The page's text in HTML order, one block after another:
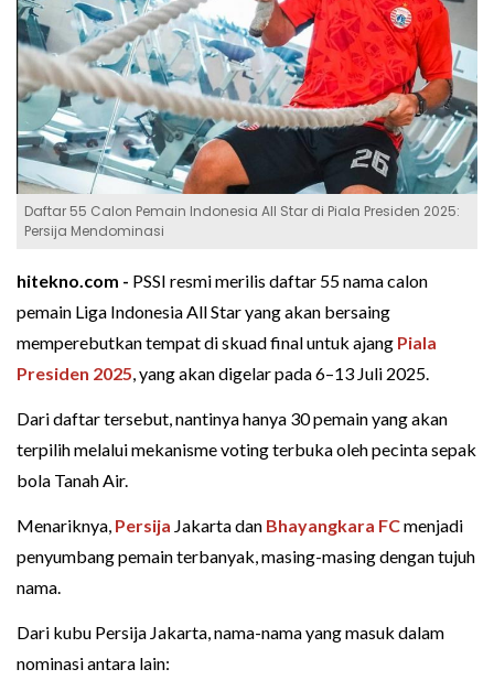
Daftar 55 Calon Pemain Indonesia All Star di Piala Presiden 2025:
Persija Mendominasi
hitekno.com - PSSI resmi merilis daftar 55 nama calon
pemain Liga Indonesia All Star yang akan bersaing
memperebutkan tempat di skuad final untuk ajang Piala
Presiden 2025, yang akan digelar pada 6–13 Juli 2025.
Dari daftar tersebut, nantinya hanya 30 pemain yang akan
terpilih melalui mekanisme voting terbuka oleh pecinta sepak
bola Tanah Air.
Menariknya, Persija Jakarta dan Bhayangkara FCmenjadi
penyumbang pemain terbanyak, masing-masing dengan tujuh
nama.
Dari kubu Persija Jakarta, nama-nama yang masuk dalam
nominasi antara lain: